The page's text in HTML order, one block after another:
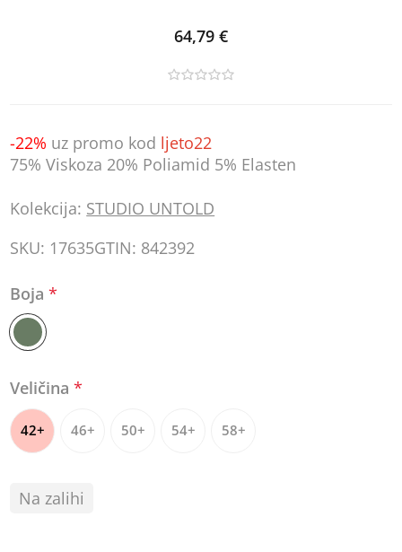
64,79 €
-22% uz promo kod ljeto22
75% Viskoza 20% Poliamid 5% Elasten
Kolekcija: STUDIO UNTOLD
SKU: 17635GTIN: 842392
Boja*
Veličina*
42+ 46+ 50+ 54+ 58+
Na zalihi